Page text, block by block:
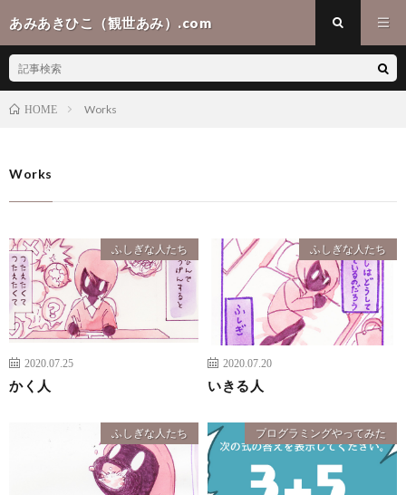
あみあきひこ（観世あみ）.com
HOME Works
Works
ふしぎな人たち
2020.07.25
かく人
ふしぎな人たち
2020.07.20
いきる人
ふしぎな人たち プログラミングやってみた